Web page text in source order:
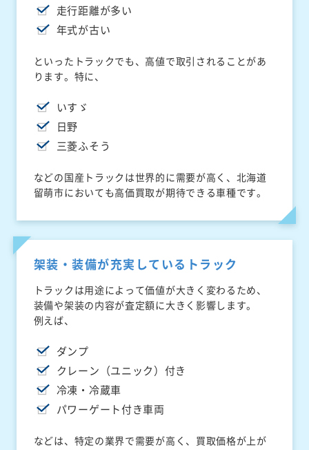
走行距離が多い
年式が古い
といったトラックでも、高値で取引されることがあ
ります。特に、
いすゞ
日野
三菱ふそう
などの国産トラックは世界的に需要が高く、北海道
留萌市においても高価買取が期待できる車種です。
架装・装備が充実しているトラック
トラックは用途によって価値が大きく変わるため、
装備や架装の内容が査定額に大きく影響します。
例えば、
ダンプ
クレーン（ユニック）付き
冷凍・冷蔵車
パワーゲート付き車両
などは、特定の業界で需要が高く、買取価格が上が